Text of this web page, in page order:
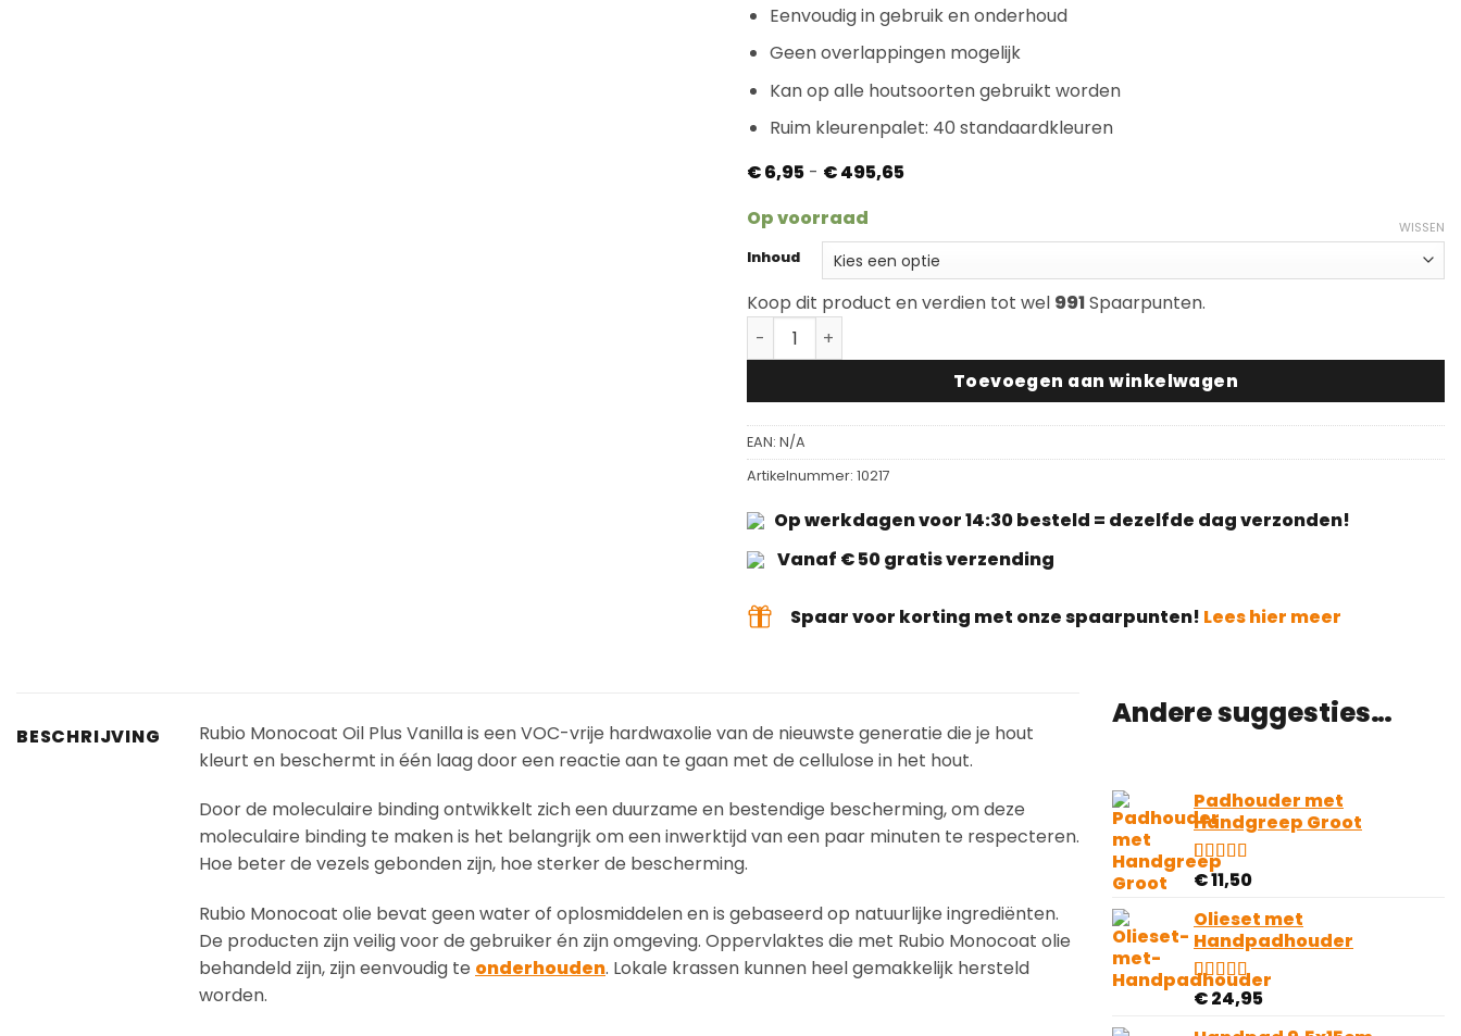
Eenvoudig in gebruik en onderhoud
Geen overlappingen mogelijk
Kan op alle houtsoorten gebruikt worden
Ruim kleurenpalet: 40 standaardkleuren
€6,95 - €495,65Prijsklasse:
Op voorraad
Inhoud
WISSEN
Koop dit product en verdien tot wel 991Spaarpunten.
Rubio Monocoat Oil Plus Vanilla aantal
Toevoegen aan winkelwagen
EAN: N/A
Artikelnummer: 10217
Op werkdagen voor 14:30 besteld = dezelfde dag verzonden!
Vanaf € 50 gratis verzending
Spaar voor korting met onze spaarpunten! Lees hier meer
BESCHRIJVING
Rubio Monocoat Oil Plus Vanilla is een VOC-vrije hardwaxolie van de nieuwste generatie die je hout
kleurt en beschermt in één laag door een reactie aan te gaan met de cellulose in het hout.
Door de moleculaire binding ontwikkelt zich een duurzame en bestendige bescherming, om deze
moleculaire binding te maken is het belangrijk om een inwerktijd van een paar minuten te respecteren.
Hoe beter de vezels gebonden zijn, hoe sterker de bescherming.
Rubio Monocoat olie bevat geen water of oplosmiddelen en is gebaseerd op natuurlijke ingrediënten.
De producten zijn veilig voor de gebruiker én zijn omgeving. Oppervlaktes die met Rubio Monocoat olie
behandeld zijn, zijn eenvoudig te onderhouden. Lokale krassen kunnen heel gemakkelijk hersteld
worden.
Andere suggesties…
Padhouder met
Handgreep Groot
Gewaardeerd
op 5
gebaseerd
op
1
klantbeoordeling
€11,50
Olieset met
Handpadhouder
Gewaardeerd
op 5
gebaseerd
4
€24,95